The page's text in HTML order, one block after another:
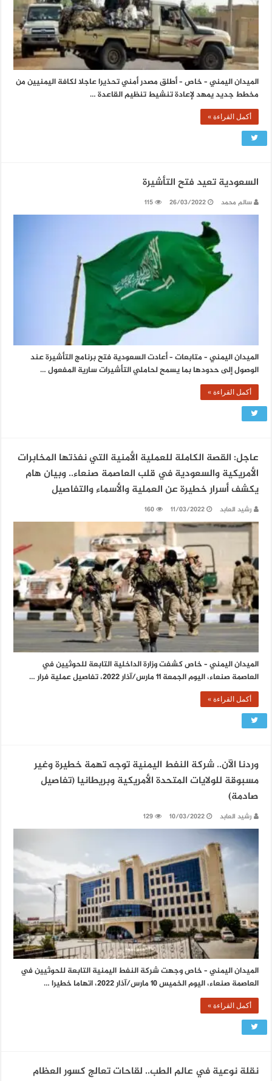
الميدان اليمني – خاص – أطلق مصدر أمني تحذيرا عاجلا لكافة اليمنيين من
مخطط جديد يمهد لإعادة تنشيط تنظيم القاعدة …
أكمل القراءة »
السعودية تعيد فتح التأشيرة
سالم محمد 26/03/2022
115
الميدان اليمني – متابعات – أعادت السعودية فتح برنامج التأشيرة عند
الوصول إلى حدودها بما يسمح لحاملي التأشيرات سارية المفعول …
أكمل القراءة »
عاجل: القصة الكاملة للعملية الأمنية التي نفذتها المخابرات
الأمريكية والسعودية في قلب العاصمة صنعاء.. وبيان هام
يكشف أسرار خطيرة عن العملية والأسماء والتفاصيل
رشيد العابد 11/03/2022
160
الميدان اليمني – خاص كشفت وزارة الداخلية التابعة للحوثيين في
العاصمة صنعاء، اليوم الجمعة 11 مارس/آذار 2022، تفاصيل عملية فرار …
أكمل القراءة »
وردنا الآن.. شركة النفط اليمنية توجه تهمة خطيرة وغير
مسبوقة للولايات المتحدة الأمريكية وبريطانيا (تفاصيل
صادمة)
رشيد العابد 10/03/2022
129
الميدان اليمني – خاص وجهت شركة النفط اليمنية التابعة للحوثيين في
العاصمة صنعاء، اليوم الخميس 10 مارس/آذار 2022، اتهاما خطيرا …
أكمل القراءة »
نقلة نوعية في عالم الطب.. لقاحات تعالج كسور العظام